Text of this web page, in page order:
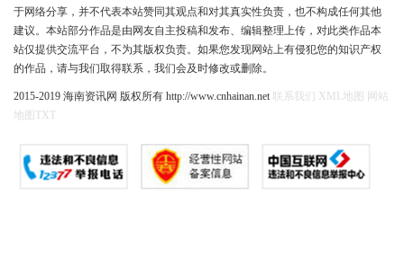
于网络分享，并不代表本站赞同其观点和对其真实性负责，也不构成任何其他
建议。本站部分作品是由网友自主投稿和发布、编辑整理上传，对此类作品本
站仅提供交流平台，不为其版权负责。如果您发现网站上有侵犯您的知识产权
的作品，请与我们取得联系，我们会及时修改或删除。
2015-2019 海南资讯网 版权所有 http://www.cnhainan.net 联系我们 XML地图
网站
地图 TXT